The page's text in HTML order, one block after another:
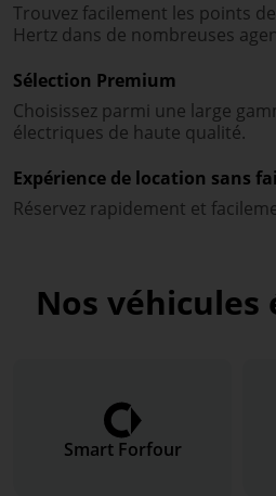
Trouvez facilement les points
Hertz dans de nombreuses
Sélection Premium
Choisissez parmi une large
électriques de haute qualité.
Expérience de location sans
Réservez rapidement et
Nos
Smart Forfour